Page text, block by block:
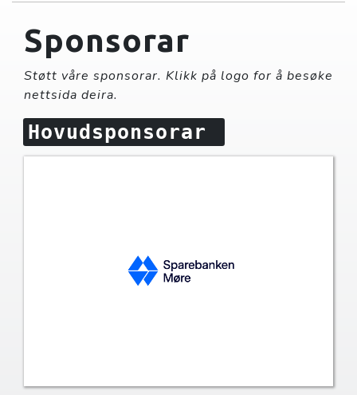
Sponsorar
Støtt våre sponsorar. Klikk på logo for å besøke
nettsida deira.
Hovudsponsorar